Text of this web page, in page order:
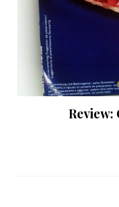
Review: